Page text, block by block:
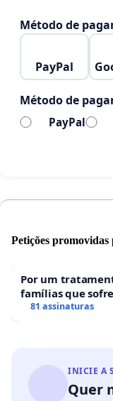
Método de
PayPal
Método de
PayPal
Petições
Por um
famílias que
hospitais
81 assinaturas
INICIE A
Quer